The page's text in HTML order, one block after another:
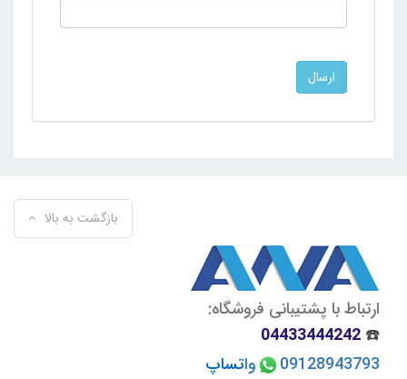
بازگشت به بالا
ارتباط با پشتیبانی فروشگاه:
☎️
04433444242
09128943793
واتساپ